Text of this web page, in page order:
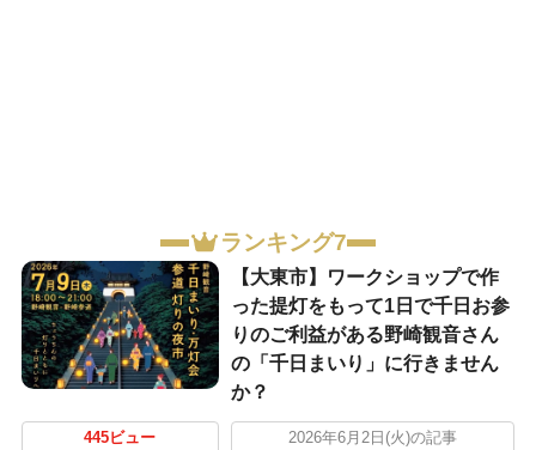
ランキング7
【大東市】ワークショップで作
った提灯をもって1日で千日お参
りのご利益がある野崎観音さん
の「千日まいり」に行きません
か？
445ビュー 2026年6月2日(火)の記事